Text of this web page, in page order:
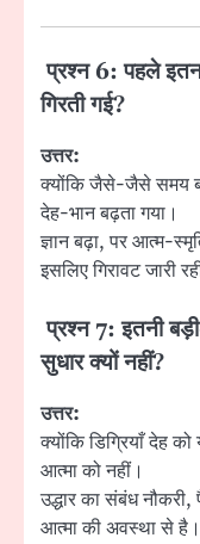
प्रश्न 6: पहले
गिरती गई?
उत्तर:
क्योंकि जैसे-जैसे समय
देह-भान बढ़ता गया।
ज्ञान बढ़ा, पर आत्म-
इसलिए गिरावट जारी
प्रश्न 7: इतनी
सुधार क्यों नहीं?
उत्तर:
क्योंकि डिग्रियाँ देह को
आत्मा को नहीं।
उद्धार का संबंध
आत्मा की अवस्था से है।